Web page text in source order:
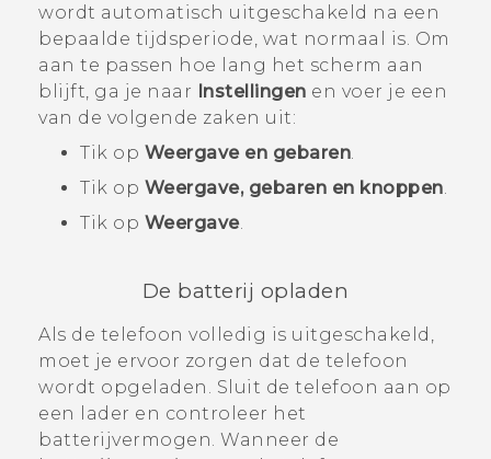
wordt automatisch uitgeschakeld na een
bepaalde tijdsperiode, wat normaal is. Om
aan te passen hoe lang het scherm aan
blijft, ga je naar Instellingen en voer je een
van de volgende zaken uit:
Tik op Weergave en gebaren
Tik op Weergave, gebaren en knoppen
Tik op Weergave.
De batterij opladen
Als de telefoon volledig is uitgeschakeld,
moet je ervoor zorgen dat de telefoon
wordt opgeladen. Sluit de telefoon aan op
een lader en controleer het
batterijvermogen. Wanneer de